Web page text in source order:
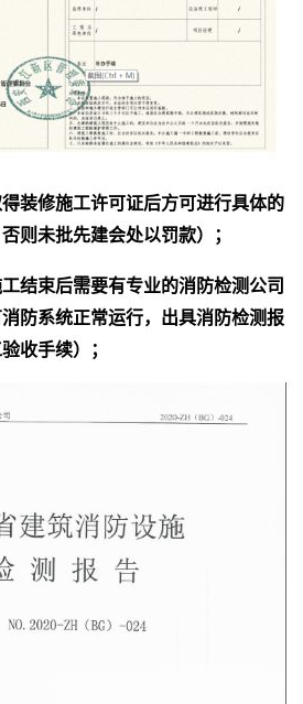
装修施工许可证后方可进行具体的
则未批先建会处以罚款）；
工结束后需要有专业的消防检测公司
防系统正常运行，出具消防检测报
收手续）；